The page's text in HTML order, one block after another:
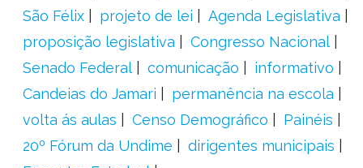
São Félix
projeto de lei
Agenda Legislativa
proposição legislativa
Congresso Nacional
Senado Federal
comunicação
informativo
Candeias do Jamari
permanência na escola
volta ás aulas
Censo Demográfico
Painéis
20º Fórum da Undime
dirigentes municipais